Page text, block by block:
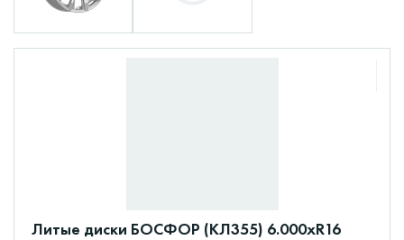
Литые диски БОСФОР (КЛ355) 6.000xR16